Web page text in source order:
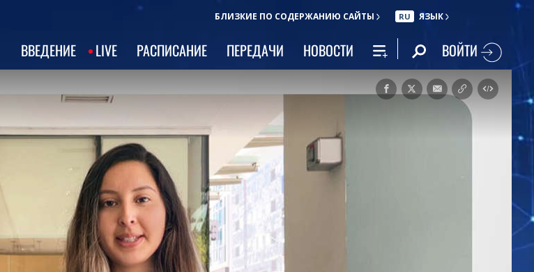
БЛИЗКИЕ ПО СОДЕРЖАНИЮ САЙТЫ RU ЯЗЫК
ВВЕДЕНИЕ LIVE РАСПИСАНИЕ ПЕРЕДАЧИ НОВОСТИ ВОЙТИ